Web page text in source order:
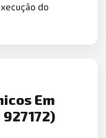
do
Em